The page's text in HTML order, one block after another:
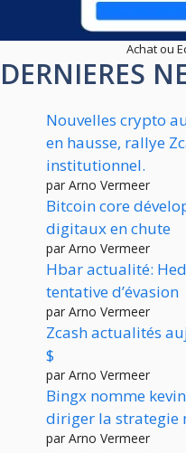
Achat ou
DERNIERES
Nouvelles crypto
en hausse, rallye
institutionnel.
par Arno Vermeer
Bitcoin core
digitaux en chute
par Arno Vermeer
Hbar actualité:
tentative d’évasion
par Arno Vermeer
Zcash actualités
$
par Arno Vermeer
Bingx nomme
diriger la strategie
par Arno Vermeer